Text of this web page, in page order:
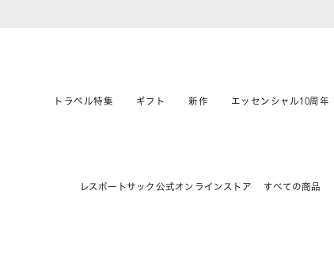
トラベル特集 ギフト 新作 エッセンシャル10周年
レスポートサック公式オンラインストア すべての商品